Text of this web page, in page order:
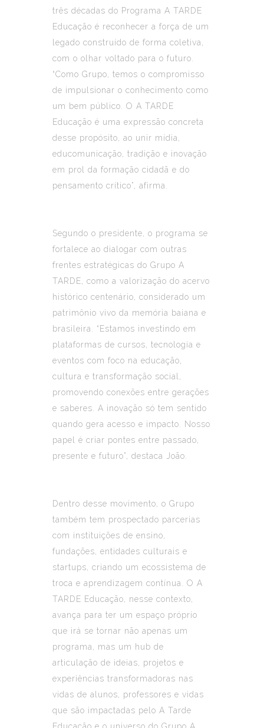
três décadas do Programa A TARDE
Educação é reconhecer a força de um
legado construído de forma coletiva,
com o olhar voltado para o futuro.
“Como Grupo, temos o compromisso
de impulsionar o conhecimento como
um bem público. O A TARDE
Educação é uma expressão concreta
desse propósito, ao unir mídia,
educomunicação, tradição e inovação
em prol da formação cidadã e do
pensamento crítico”, afirma.
Segundo o presidente, o programa se
fortalece ao dialogar com outras
frentes estratégicas do Grupo A
TARDE, como a valorização do acervo
histórico centenário, considerado um
patrimônio vivo da memória baiana e
brasileira. “Estamos investindo em
plataformas de cursos, tecnologia e
eventos com foco na educação,
cultura e transformação social,
promovendo conexões entre gerações
e saberes. A inovação só tem sentido
quando gera acesso e impacto. Nosso
papel é criar pontes entre passado,
presente e futuro”, destaca João.
Dentro desse movimento, o Grupo
também tem prospectado parcerias
com instituições de ensino,
fundações, entidades culturais e
startups, criando um ecossistema de
troca e aprendizagem contínua. O A
TARDE Educação, nesse contexto,
avança para ter um espaço próprio
que irá se tornar não apenas um
programa, mas um hub de
articulação de ideias, projetos e
experiências transformadoras nas
vidas de alunos, professores e vidas
que são impactadas pelo A Tarde
Educação e o universo do Grupo A